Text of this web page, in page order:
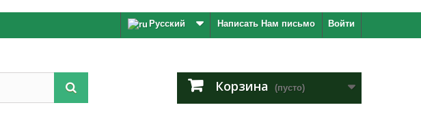
Войти
Написать Нам письмо
Русский
Корзина (пусто)